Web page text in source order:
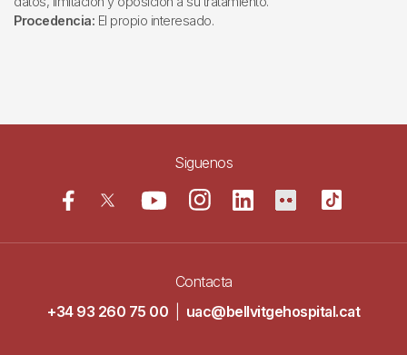
Procedencia: El propio interesado.
Siguenos
Contacta
+34 93 260 75 00
uac@bellvitgehospital.cat